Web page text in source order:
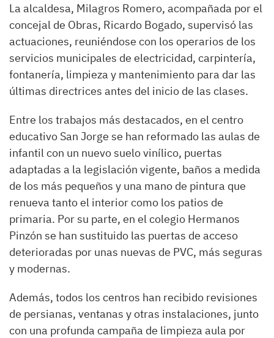
La alcaldesa, Milagros Romero, acompañada por el
concejal de Obras, Ricardo Bogado, supervisó las
actuaciones, reuniéndose con los operarios de los
servicios municipales de electricidad, carpintería,
fontanería, limpieza y mantenimiento para dar las
últimas directrices antes del inicio de las clases.
Entre los trabajos más destacados, en el centro
educativo San Jorge se han reformado las aulas de
infantil con un nuevo suelo vinílico, puertas
adaptadas a la legislación vigente, baños a medida
de los más pequeños y una mano de pintura que
renueva tanto el interior como los patios de
primaria. Por su parte, en el colegio Hermanos
Pinzón se han sustituido las puertas de acceso
deterioradas por unas nuevas de PVC, más seguras
y modernas.
Además, todos los centros han recibido revisiones
de persianas, ventanas y otras instalaciones, junto
con una profunda campaña de limpieza aula por